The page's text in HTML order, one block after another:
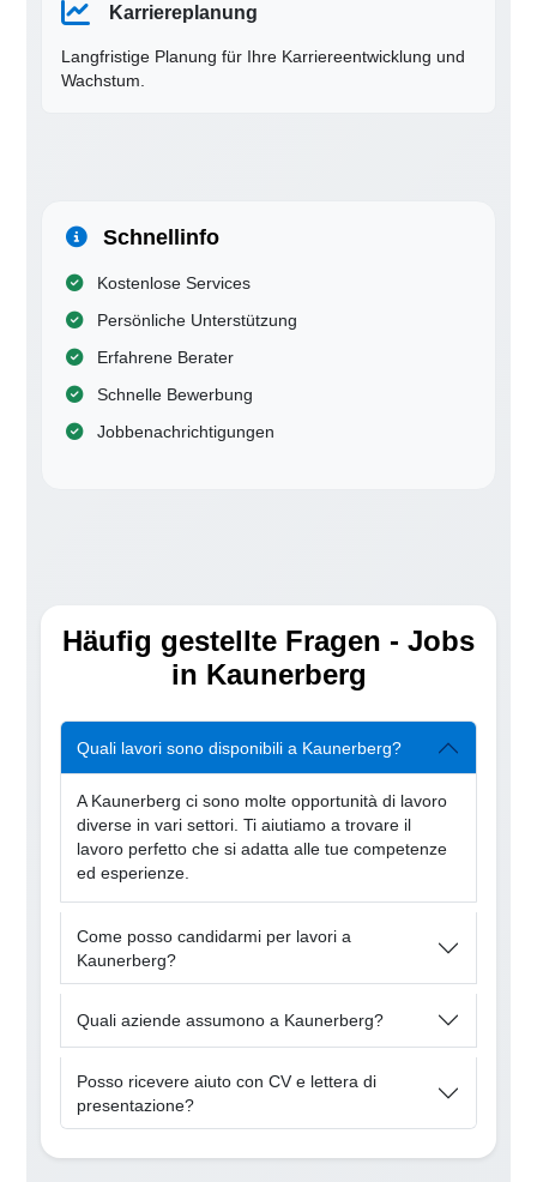
Karriereplanung
Langfristige Planung für Ihre Karriereentwicklung und
Wachstum.
Schnellinfo
Kostenlose Services
Persönliche Unterstützung
Erfahrene Berater
Schnelle Bewerbung
Jobbenachrichtigungen
Häufig gestellte Fragen - Jobs
in Kaunerberg
Quali lavori sono disponibili a Kaunerberg?
A Kaunerberg ci sono molte opportunità di lavoro
diverse in vari settori. Ti aiutiamo a trovare il
lavoro perfetto che si adatta alle tue competenze
ed esperienze.
Come posso candidarmi per lavori a
Kaunerberg?
Quali aziende assumono a Kaunerberg?
Posso ricevere aiuto con CV e lettera di
presentazione?